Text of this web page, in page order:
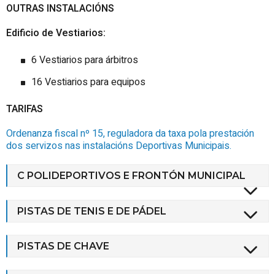
OUTRAS INSTALACIÓNS
Edificio de Vestiarios:
6 Vestiarios para árbitros
16 Vestiarios para equipos
TARIFAS
Ordenanza fiscal nº 15, reguladora da taxa pola prestación
dos servizos nas instalacións Deportivas Municipais.
C POLIDEPORTIVOS E FRONTÓN MUNICIPAL
PISTAS DE TENIS E DE PÁDEL
PISTAS DE CHAVE